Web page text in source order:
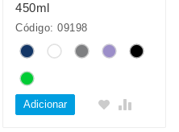
450ml
Código: 09198
Adicionar